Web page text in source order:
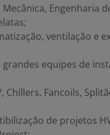
Engenharia
ventilação e
equipes de
Chillers, Fancoils,
de projetos